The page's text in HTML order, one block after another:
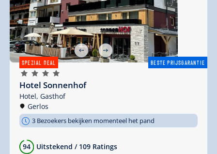
BESTE PRIJSGARANTIE
SPEZIAL DEAL
🞙🞙🞙🞙
Hotel Sonnenhof
Hotel, Gasthof
Gerlos
3 Bezoekers bekijken momenteel het pand
94 Uitstekend / 109 Ratings